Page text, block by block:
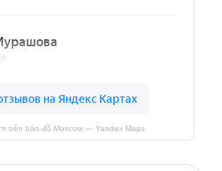
trên bản đồ Moscow — Yandex Maps